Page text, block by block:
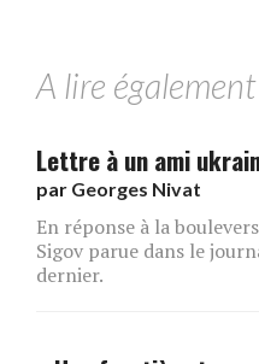
A lire également
Lettre à un ami
par Georges Nivat
En réponse à la
Sigov parue dans le
dernier.